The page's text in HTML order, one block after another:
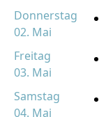
Donnerstag
02. Mai
Freitag
03. Mai
Samstag
04. Mai